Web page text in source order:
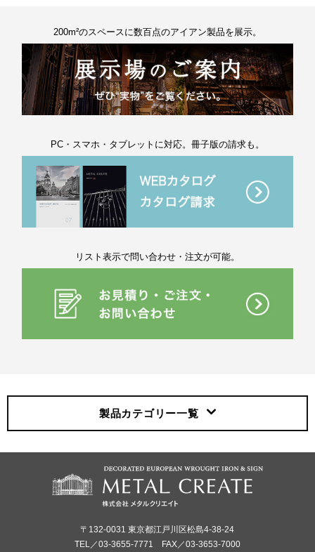
200m²のスペースに数百点のアイアン製品を展示。
PC・スマホ・タブレットに対応。冊子版の請求も。
リスト表示で問い合わせ・注文が可能。
製品カテゴリー一覧
〒132-0031 東京都江戸川区松島4-38-24
TEL／03-3655-7771 FAX／03-3653-7000